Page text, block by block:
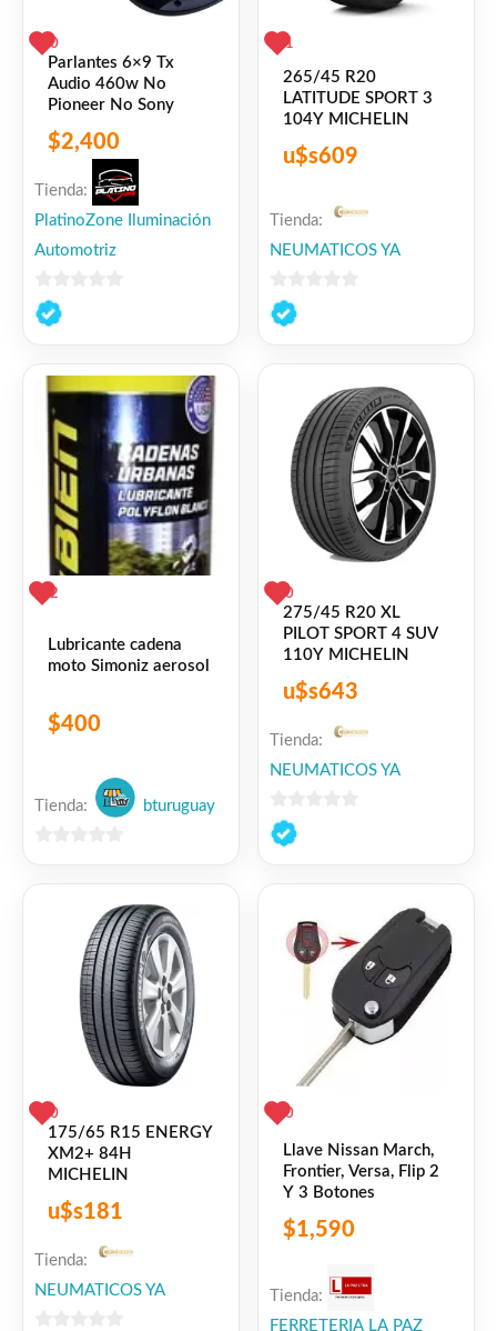
0
Parlantes 6×9 Tx
Audio 460w No
Pioneer No Sony
$2,400
Tienda:
PlatinoZone Iluminación
Automotriz
0
de
1
265/45 R20
LATITUDE SPORT 3
104Y MICHELIN
u$s609
Tienda:
NEUMATICOS YA
0
de
2
Lubricante cadena
moto Simoniz aerosol
$400
Tienda: bturuguay
0
275/45 R20 XL
PILOT SPORT 4 SUV
110Y MICHELIN
u$s643
Tienda:
NEUMATICOS YA
0
de
0
175/65 R15 ENERGY
XM2+ 84H
MICHELIN
u$s181
Tienda:
NEUMATICOS YA
0
Llave Nissan March,
Frontier, Versa, Flip 2
Y 3 Botones
$1,590
Tienda:
FERRETERIA LA PAZ